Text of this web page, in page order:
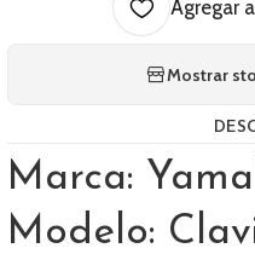
Agregar
Mostrar
Marca:
Modelo: